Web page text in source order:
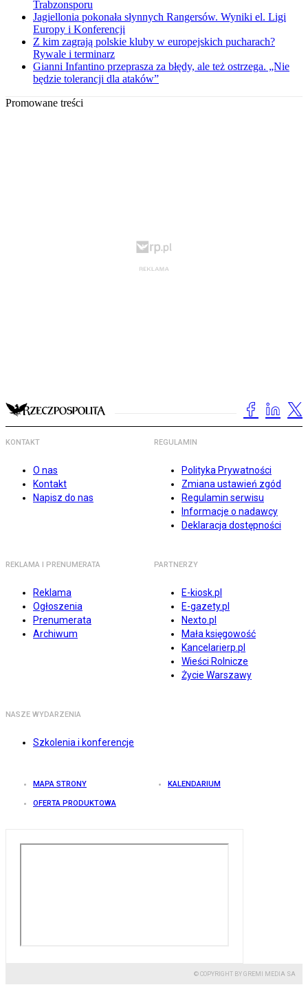
Trabzonsporu
Jagiellonia pokonała słynnych Rangersów. Wyniki el. Ligi
Europy i Konferencji
Z kim zagrają polskie kluby w europejskich pucharach?
Rywale i terminarz
Gianni Infantino przeprasza za błędy, ale też ostrzega. „Nie
będzie tolerancji dla ataków”
Promowane treści
KONTAKT
O nas
Kontakt
Napisz do nas
REGULAMIN
Polityka Prywatności
Zmiana ustawień zgód
Regulamin serwisu
Informacje o nadawcy
Deklaracja dostępności
REKLAMA I PRENUMERATA
Reklama
Ogłoszenia
Prenumerata
Archiwum
PARTNERZY
E-kiosk.pl
E-gazety.pl
Nexto.pl
Mała księgowość
Kancelarierp.pl
Wieści Rolnicze
Życie Warszawy
NASZE WYDARZENIA
Szkolenia i konferencje
MAPA STRONY KALENDARIUM
OFERTA PRODUKTOWA
© COPYRIGHT BY GREMI MEDIA SA